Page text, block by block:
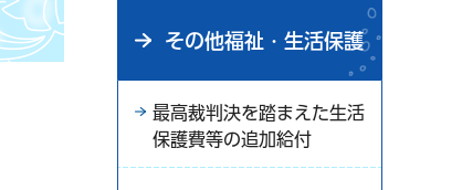
その他福祉・生活保護
最高裁判決を踏まえた生活
保護費等の追加給付